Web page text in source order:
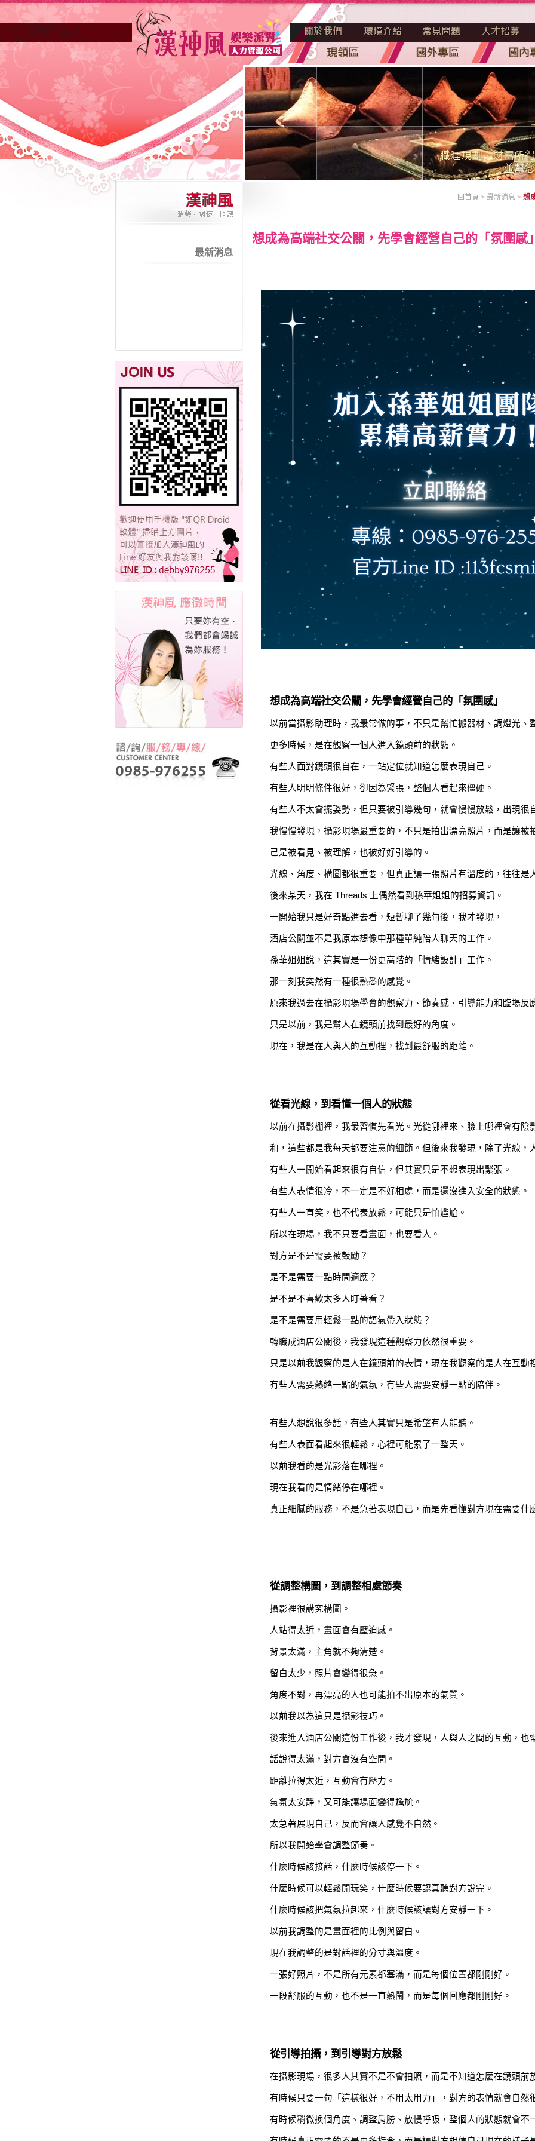
最新消息
回首頁 > 最新消息 > 想
想成為高端社交公關，先學會經營自己的「氛圍感」
想成為高端社交公關，先學會經營自己的「氛圍感」
以前當攝影助理時，我最常做的事，不只是幫忙搬器材、調燈光、
更多時候，是在觀察一個人進入鏡頭前的狀態。
有些人面對鏡頭很自在，一站定位就知道怎麼表現自己。
有些人明明條件很好，卻因為緊張，整個人看起來僵硬。
有些人不太會擺姿勢，但只要被引導幾句，就會慢慢放鬆，出現很
我慢慢發現，攝影現場最重要的，不只是拍出漂亮照片，而是讓被
己是被看見、被理解，也被好好引導的。
光線、角度、構圖都很重要，但真正讓一張照片有溫度的，往往是
後來某天，我在 Threads 上偶然看到孫華姐姐的招募資訊。
一開始我只是好奇點進去看，短暫聊了幾句後，我才發現，
酒店公關並不是我原本想像中那種單純陪人聊天的工作。
孫華姐姐說，這其實是一份更高階的「情緒設計」工作。
那一刻我突然有一種很熟悉的感覺。
原來我過去在攝影現場學會的觀察力、節奏感、引導能力和臨場反
只是以前，我是幫人在鏡頭前找到最好的角度。
現在，我是在人與人的互動裡，找到最舒服的距離。
從看光線，到看懂一個人的狀態
以前在攝影棚裡，我最習慣先看光。光從哪裡來、臉上哪裡會有陰
和，這些都是我每天都要注意的細節。但後來我發現，除了光線，
有些人一開始看起來很有自信，但其實只是不想表現出緊張。
有些人表情很冷，不一定是不好相處，而是還沒進入安全的狀態。
有些人一直笑，也不代表放鬆，可能只是怕尷尬。
所以在現場，我不只要看畫面，也要看人。
對方是不是需要被鼓勵？
是不是需要一點時間適應？
是不是不喜歡太多人盯著看？
是不是需要用輕鬆一點的語氣帶入狀態？
轉職成酒店公關後，我發現這種觀察力依然很重要。
只是以前我觀察的是人在鏡頭前的表情，現在我觀察的是人在互動
有些人需要熱絡一點的氣氛，有些人需要安靜一點的陪伴。
有些人想說很多話，有些人其實只是希望有人能聽。
有些人表面看起來很輕鬆，心裡可能累了一整天。
以前我看的是光影落在哪裡。
現在我看的是情緒停在哪裡。
真正細膩的服務，不是急著表現自己，而是先看懂對方現在需要什
從調整構圖，到調整相處節奏
攝影裡很講究構圖。
人站得太近，畫面會有壓迫感。
背景太滿，主角就不夠清楚。
留白太少，照片會變得很急。
角度不對，再漂亮的人也可能拍不出原本的氣質。
以前我以為這只是攝影技巧。
後來進入酒店公關這份工作後，我才發現，人與人之間的互動，也
話說得太滿，對方會沒有空間。
距離拉得太近，互動會有壓力。
氣氛太安靜，又可能讓場面變得尷尬。
太急著展現自己，反而會讓人感覺不自然。
所以我開始學會調整節奏。
什麼時候該接話，什麼時候該停一下。
什麼時候可以輕鬆開玩笑，什麼時候要認真聽對方說完。
什麼時候該把氣氛拉起來，什麼時候該讓對方安靜一下。
以前我調整的是畫面裡的比例與留白。
現在我調整的是對話裡的分寸與溫度。
一張好照片，不是所有元素都塞滿，而是每個位置都剛剛好。
一段舒服的互動，也不是一直熱鬧，而是每個回應都剛剛好。
從引導拍攝，到引導對方放鬆
在攝影現場，很多人其實不是不會拍照，而是不知道怎麼在鏡頭前
有時候只要一句「這樣很好，不用太用力」，對方的表情就會自然
有時候稍微換個角度、調整肩膀、放慢呼吸，整個人的狀態就會不